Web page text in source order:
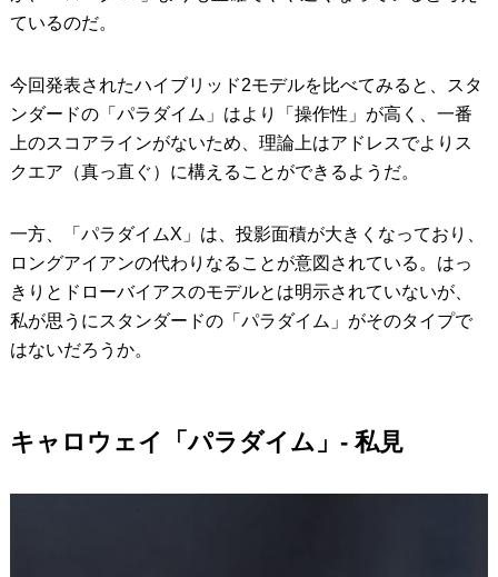
ているのだ。
今回発表されたハイブリッド2モデルを比べてみると、スタ
ンダードの「パラダイム」はより「操作性」が高く、一番
上のスコアラインがないため、理論上はアドレスでよりス
クエア（真っ直ぐ）に構えることができるようだ。
一方、「パラダイムX」は、投影面積が大きくなっており、
ロングアイアンの代わりなることが意図されている。はっ
きりとドローバイアスのモデルとは明示されていないが、
私が思うにスタンダードの「パラダイム」がそのタイプで
はないだろうか。
キャロウェイ「パラダイム」- 私見